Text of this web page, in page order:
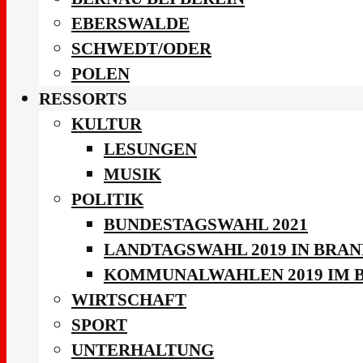
EBERSWALDE
SCHWEDT/ODER
POLEN
RESSORTS
KULTUR
LESUNGEN
MUSIK
POLITIK
BUNDESTAGSWAHL 2021
LANDTAGSWAHL 2019 IN
KOMMUNALWAHLEN 2019 IM
WIRTSCHAFT
SPORT
UNTERHALTUNG